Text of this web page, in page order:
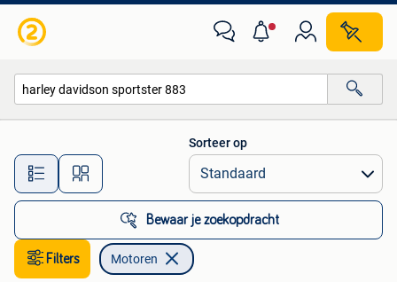
Alle afstanden…
Sorteer op
Bewaar je zoekopdracht
Filters Motoren